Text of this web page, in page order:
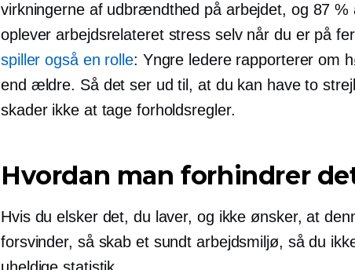
virkningerne af udbrændthed på arbejdet, og 87
opleverarbejdsrelateretstress selv når du er på
spiller også en rolle: Yngre ledere rapporterer om
end ældre. Så det ser ud til, at du kan have to
skader ikke at tage forholdsregler.
Hvordan man forhindrer
Hvis du elsker det, du laver, og ikke ønsker, at
forsvinder, så skab et sundt arbejdsmiljø, så du